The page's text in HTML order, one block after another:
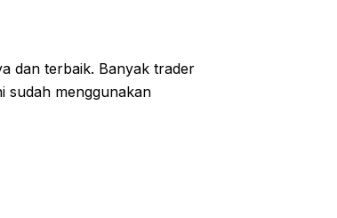
dan terbaik. Banyak trader
sudah menggunakan